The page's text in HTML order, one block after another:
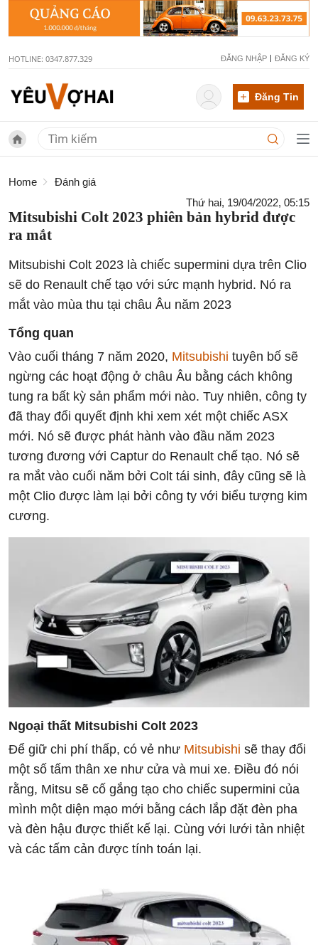
HOTLINE: 0347.877.329 ĐĂNG NHẬP ĐĂNG KÝ
Đăng Tin
Home
Đánh giá
Thứ hai, 19/04/2022, 05:15
Mitsubishi Colt 2023 phiên bản hybrid được
ra mắt
Mitsubishi Colt 2023 là chiếc supermini dựa trên Clio
sẽ do Renault chế tạo với sức mạnh hybrid. Nó ra
mắt vào mùa thu tại châu Âu năm 2023
Tổng quan
Vào cuối tháng 7 năm 2020, Mitsubishi tuyên bố sẽ
ngừng các hoạt động ở châu Âu bằng cách không
tung ra bất kỳ sản phẩm mới nào. Tuy nhiên, công ty
đã thay đổi quyết định khi xem xét một chiếc ASX
mới. Nó sẽ được phát hành vào đầu năm 2023
tương đương với Captur do Renault chế tạo. Nó sẽ
ra mắt vào cuối năm bởi Colt tái sinh, đây cũng sẽ là
một Clio được làm lại bởi công ty với biểu tượng kim
cương.
Ngoại thất Mitsubishi Colt 2023
Để giữ chi phí thấp, có vẻ như Mitsubishi sẽ thay đổi
một số tấm thân xe như cửa và mui xe. Điều đó nói
rằng, Mitsu sẽ cố gắng tạo cho chiếc supermini của
mình một diện mạo mới bằng cách lắp đặt đèn pha
và đèn hậu được thiết kế lại. Cùng với lưới tản nhiệt
và các tấm cản được tính toán lại.